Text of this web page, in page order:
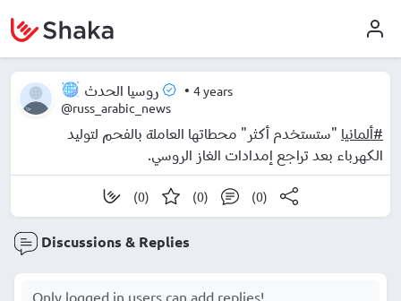
روسيا الحدث • 4 years
@russ_arabic_news
#ألمانيا "ستستخدم أكثر" محطاتها العاملة بالفحم لتوليد
الكهرباء بعد تراجع إمدادات الغاز الروسي.
(0) (0) (0)
Discussions & Replies